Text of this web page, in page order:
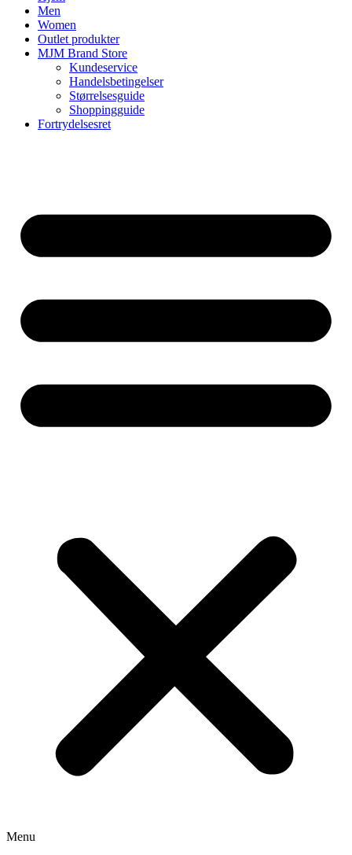
Men
Women
Outlet produkter
MJM Brand Store
Kundeservice
Handelsbetingelser
Størrelsesguide
Shoppingguide
Fortrydelsesret
Menu